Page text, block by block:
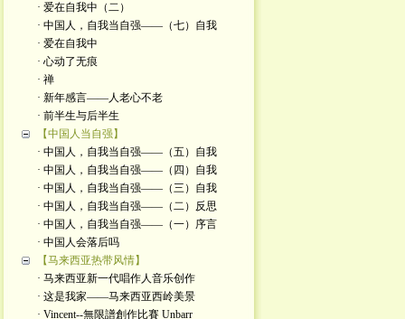
· 爱在自我中（二）
· 中国人，自我当自强——（七）自我
· 爱在自我中
· 心动了无痕
· 禅
· 新年感言——人老心不老
· 前半生与后半生
【中国人当自强】
· 中国人，自我当自强——（五）自我
· 中国人，自我当自强——（四）自我
· 中国人，自我当自强——（三）自我
· 中国人，自我当自强——（二）反思
· 中国人，自我当自强——（一）序言
· 中国人会落后吗
【马来西亚热带风情】
· 马来西亚新一代唱作人音乐创作
· 这是我家——马来西亚西岭美景
· Vincent--無限譜創作比賽 Unbarr